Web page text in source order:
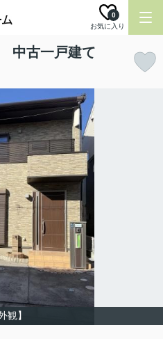
お気に入り
0
中古一戸建て
観】